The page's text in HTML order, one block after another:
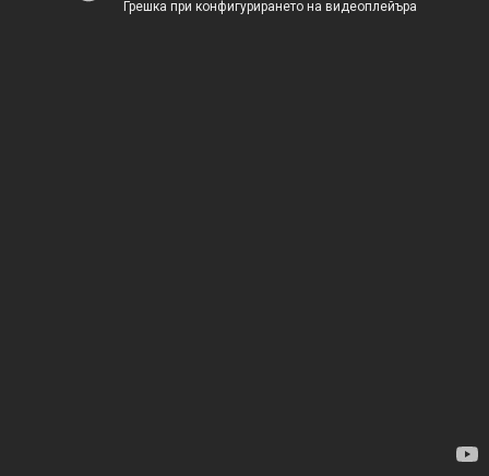
Грешка при конфигурирането на видеоплейъра